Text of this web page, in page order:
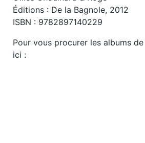
Éditions : De la Bagnole, 2012
ISBN : 9782897140229
Pour vous procurer les albums
ici :